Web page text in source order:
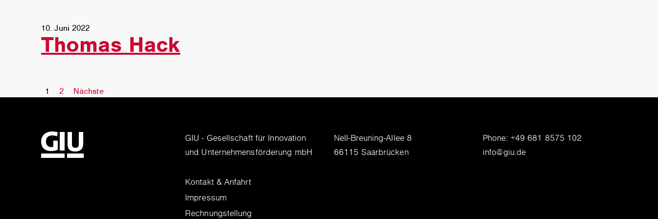
10. Juni 2022
Thomas Hack
S
t
e
n
1 2 Nächste
GIU - Gesellschaft für Innovation
und Unternehmensförderung mbH
Nell-Breuning-Allee 8
66115 Saarbrücken
Phone: +49 681 8575 102
info@giu.de
Kontakt & Anfahrt
Impressum
Rechnungstellung